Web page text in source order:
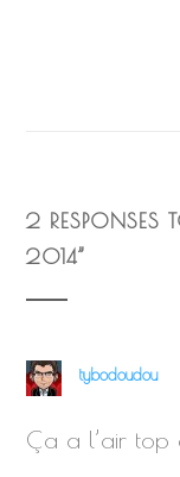
2 RESPONSES
2014”
tybodoudou
Ça a l’air top